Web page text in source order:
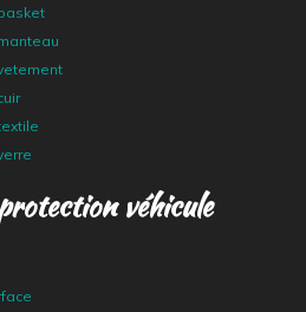
véhicule